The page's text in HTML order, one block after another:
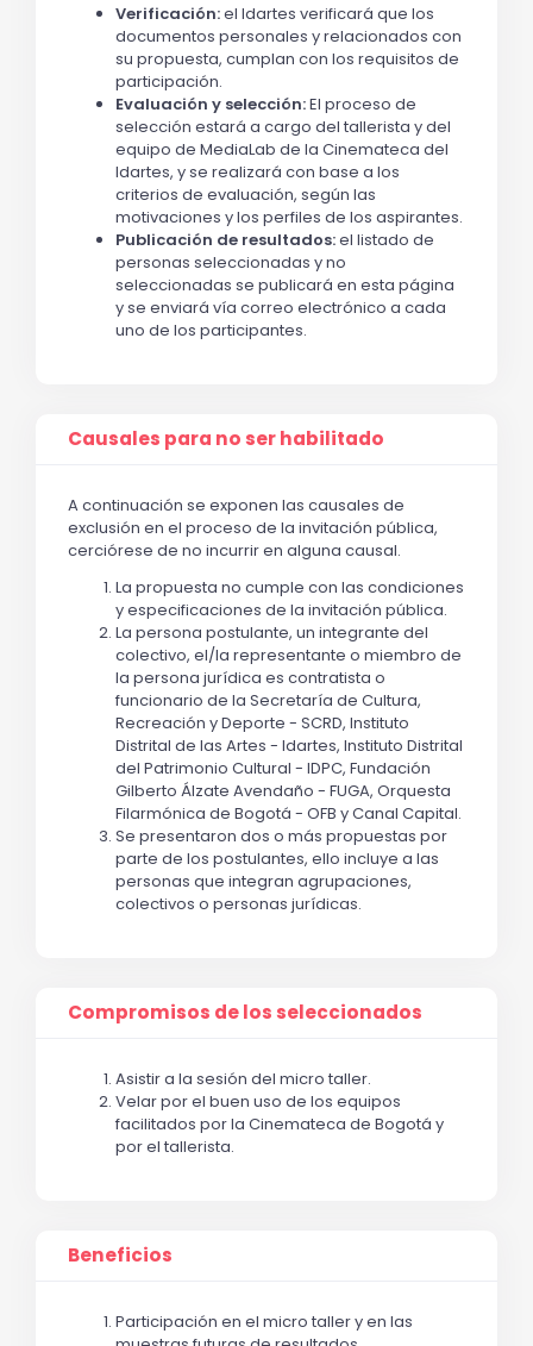
Verificación:el Idartes verificará que los
documentos personales y relacionados con
su propuesta, cumplan con los requisitos de
participación.
Evaluación y selección:El proceso de
selección estará a cargo del tallerista y del
equipo de MediaLab de la Cinemateca del
Idartes, y se realizará con base a los
criterios de evaluación, según las
motivaciones y los perfiles de los aspirantes.
Publicación de resultados:el listado de
personas seleccionadas y no
seleccionadas se publicará en esta página
y se enviará vía correo electrónico a cada
uno de los participantes.
Causales para no ser habilitado
A continuación se exponen las causales de
exclusión en el proceso de la invitación pública,
cerciórese de no incurrir en alguna causal.
La propuesta no cumple con las condiciones
y especificaciones de la invitación pública.
La persona postulante, un integrante del
colectivo, el/la representante o miembro de
la persona jurídica es contratista o
funcionario de la Secretaría de Cultura,
Recreación y Deporte - SCRD, Instituto
Distrital de las Artes - Idartes, Instituto Distrital
del Patrimonio Cultural - IDPC, Fundación
Gilberto Álzate Avendaño - FUGA, Orquesta
Filarmónica de Bogotá - OFB y Canal Capital.
Se presentaron dos o más propuestas por
parte de los postulantes, ello incluye a las
personas que integran agrupaciones,
colectivos o personas jurídicas.
Compromisos de los seleccionados
Asistir a la sesión del micro taller.
Velar por el buen uso de los equipos
facilitados por la Cinemateca de Bogotá y
por el tallerista.
Beneficios
Participación en el micro taller y en las